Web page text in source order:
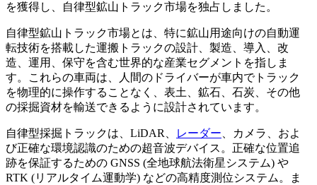
を獲得し、自律型鉱山トラック市場を独占しました。
自律型鉱山トラック市場とは、特に鉱山用途向けの自動運
転技術を搭載した運搬トラックの設計、製造、導入、改
造、運用、保守を含む世界的な産業セグメントを指しま
す。これらの車両は、人間のドライバーが車内でトラック
を物理的に操作することなく、表土、鉱石、石炭、その他
の採掘資材を輸送できるように設計されています。
自律型採掘トラックは、LiDAR、 レーダー 、カメラ、およ
び正確な環境認識のための超音波デバイス。正確な位置追
跡を保証するための GNSS (全地球航法衛星システム) や
RTK (リアルタイム運動学) などの高精度測位システム。ま